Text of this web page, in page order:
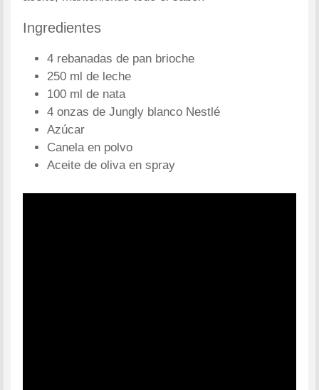
Ingredientes
4 rebanadas de pan brioche
250 ml de leche
100 ml de nata
4 onzas de Jungly blanco Nestlé
Azúcar
Canela en polvo
Aceite de oliva en spray